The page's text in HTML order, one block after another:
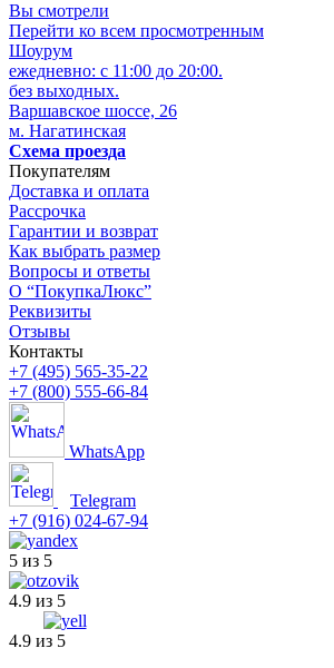
Вы смотрели
Перейти ко всем просмотренным
Шоурум
ежедневно: с 11:00 до 20:00.
без выходных.
Варшавское шоссе, 26
м. Нагатинская
Схема проезда
Покупателям
Доставка и оплата
Рассрочка
Гарантии и возврат
Как выбрать размер
Вопросы и ответы
О “ПокупкаЛюкс”
Реквизиты
Отзывы
Контакты
+7 (495) 565-35-22
+7 (800) 555-66-84
WhatsApp
Telegram
+7 (916) 024-67-94
5 из 5
4.9 из 5
4.9 из 5